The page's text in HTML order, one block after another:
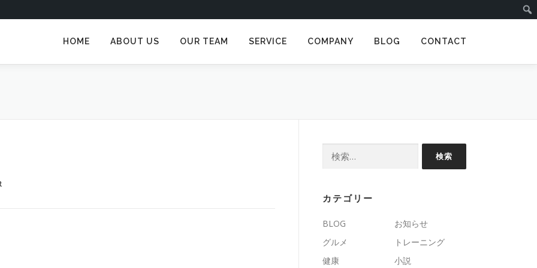
HOME ABOUT US OUR TEAM SERVICE COMPANY BLOG CONTACT
カテゴリー
BLOG
お知らせ
グルメ
トレーニング
健康
小説